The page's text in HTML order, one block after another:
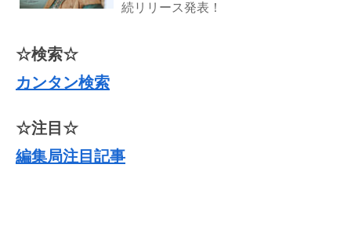
続リリース発表！
☆検索☆
カンタン検索
☆注目☆
編集局注目記事